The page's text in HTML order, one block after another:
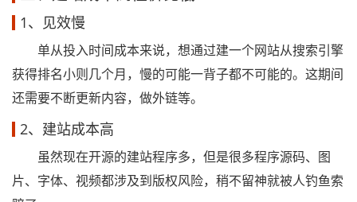
1、见效慢
单从投入时间成本来说，想通过建一个网站从搜索引擎
获得排名小则几个月，慢的可能一背子都不可能的。这期间
还需要不断更新内容，做外链等。
2、建站成本高
虽然现在开源的建站程序多，但是很多程序源码、图
片、字体、视频都涉及到版权风险，稍不留神就被人钓鱼索